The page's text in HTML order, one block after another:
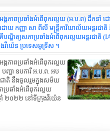
ង្គភាពប្រឆាំងអំពើពុករលួយ (អ.ប.ព) ដឹកនាំ
ោយ កញ្ញា សា ពីលី មន្ត្រីការិយាល័យអន្តរជា
ណ្ឌិត្យសភាប្រឆាំងអំពើពុករលួយអន្តរជាតិ
ងវីយ៉េន ប្រទេសអូទ្រីស ។
គភាពប្រឆាំងអំពើពុករលួយ
ហា ឧបការី អ.ប.ព. អប
ជាតិ នឹងចូលរួមក្នុងសម័យ
ប្រឆាំងអំពើពុករលួយ
នាំ ២០២២ នៅទីក្រុងវីយ៉េន